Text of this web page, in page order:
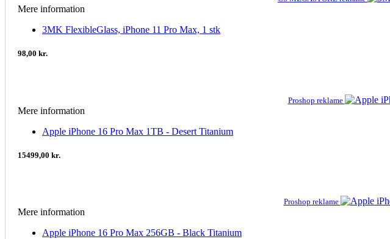
Mere information
3MK FlexibleGlass, iPhone 11 Pro Max, 1 stk
98,00 kr.
Proshop reklame
Mere information
Apple iPhone 16 Pro Max 1TB - Desert Titanium
15499,00 kr.
Proshop reklame
Mere information
Apple iPhone 16 Pro Max 256GB - Black Titanium